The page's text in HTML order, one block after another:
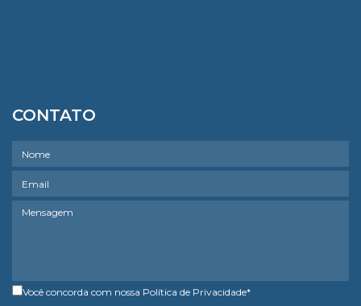
CONTATO
Você concorda com nossa Política de Privacidade*